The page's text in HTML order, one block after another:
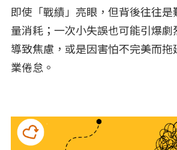
即使「戰績」亮眼，但背後往往是
量消耗；一次小失誤也可能引爆劇
導致焦慮，或是因害怕不完美而
業倦怠。